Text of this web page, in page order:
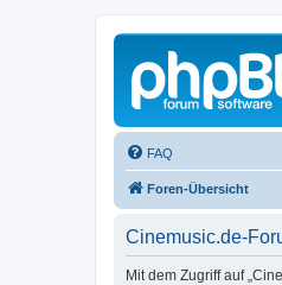
FAQ
Foren-Übersicht
Cinemusic.de-
Mit dem Zugriff auf